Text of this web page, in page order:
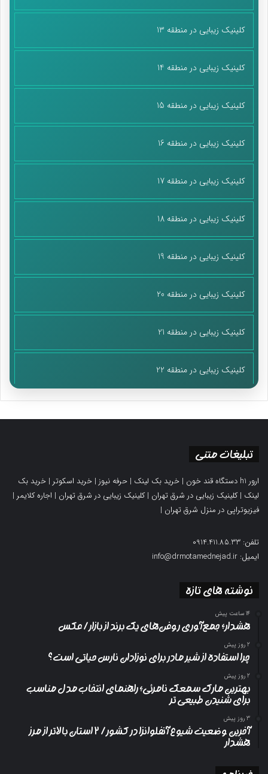
کلینیک زیبایی در منطقه 13
کلینیک زیبایی در منطقه 14
کلینیک زیبایی در منطقه 15
کلینیک زیبایی در منطقه 16
کلینیک زیبایی در منطقه 17
کلینیک زیبایی در منطقه 18
کلینیک زیبایی در منطقه 19
کلینیک زیبایی در منطقه 20
کلینیک زیبایی در منطقه 21
کلینیک زیبایی در منطقه 22
تبلیغات متنی
ارور h1 دستگاه قند خون | خرید بک لینک | حرفه نیوز | خرید اسکوتر | خرید بک
لینک |کلینیک زیبایی در شرق تهران |کلینیک زیبایی در شرق تهران | اجاره کلایمر |
فیزیوتراپی در منزل شرق تهران |
تلفن: 0914.411.85.33
ایمیل: info@drmotamednejad.ir
نوشته های تازه
14 ساعت پیش
هشدار؛ جمع‌آوری روغن‌های یک برند از بازار/ عکس
2 روز پیش
چرا استفاده از شیر مادر برای نوزادان نارس حیاتی است؟
2 روز پیش
بهترین مارک سمعک نامرئی؛ راهنمای انتخاب مدل مناسب
برای شنیدن طبیعی تر
3 روز پیش
آخرین وضعیت شیوع آنفلوانزا در کشور/ ۲ استان بالاتر از مرز
هشدار